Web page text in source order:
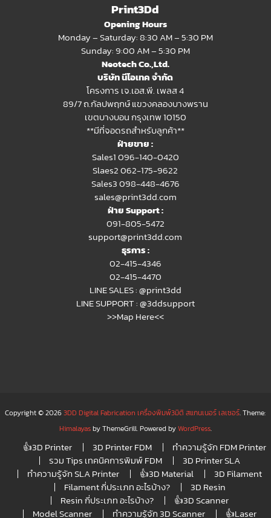
Print3Dd
Opening Hours
Monday – Saturday: 8:30 AM – 5:30 PM
Sunday: 9:00 AM – 5:30 PM
Neotech Co.,Ltd.
บริษัท นีโอเทค จำกัด
โครงการ เจ.เอส.พี. เพลส 4
89/7 ถ.กัลปพฤกษ์ แขวงคลองบางพราน
เขตบางบอน กรุงเทพ 10150
**มีที่จอดรถสำหรับลูกค้า**
ฝ่ายขาย :
Sales1 096-140-0420
Slaes2062-175-9622
Sales3 098-448-4676
sales@print3dd.com
ฝ่าย Support :
091-805-5472
support@print3dd.com
ธุรการ :
02-415-4346
02-415-4470
LINE SALES :@print3dd
LINE SUPPORT :@3ddsupport
>>Map Here<<
Copyright © 20263DD Digital Fabrication เครื่องพิมพ์3มิติ สแกนเนอร์ เลเซอร์. Theme:
Himalayasby ThemeGrill. Powered byWordPress.
👍3D Printer 3D Printer FDM
ทำความรู้จัก FDM Printer
รวม Tips เทคนิคการพิมพ์ FDM
3D Printer SLA
ทำความรู้จัก SLA Printer
👍3D Material
3D Filament
Filament กี่ประเภท อะไรบ้าง?
3D Resin
Resin กี่ประเภท อะไรบ้าง?
👍3D Scanner
Model Scanner
ทำความรู้จัก 3D Scanner 👍Laser